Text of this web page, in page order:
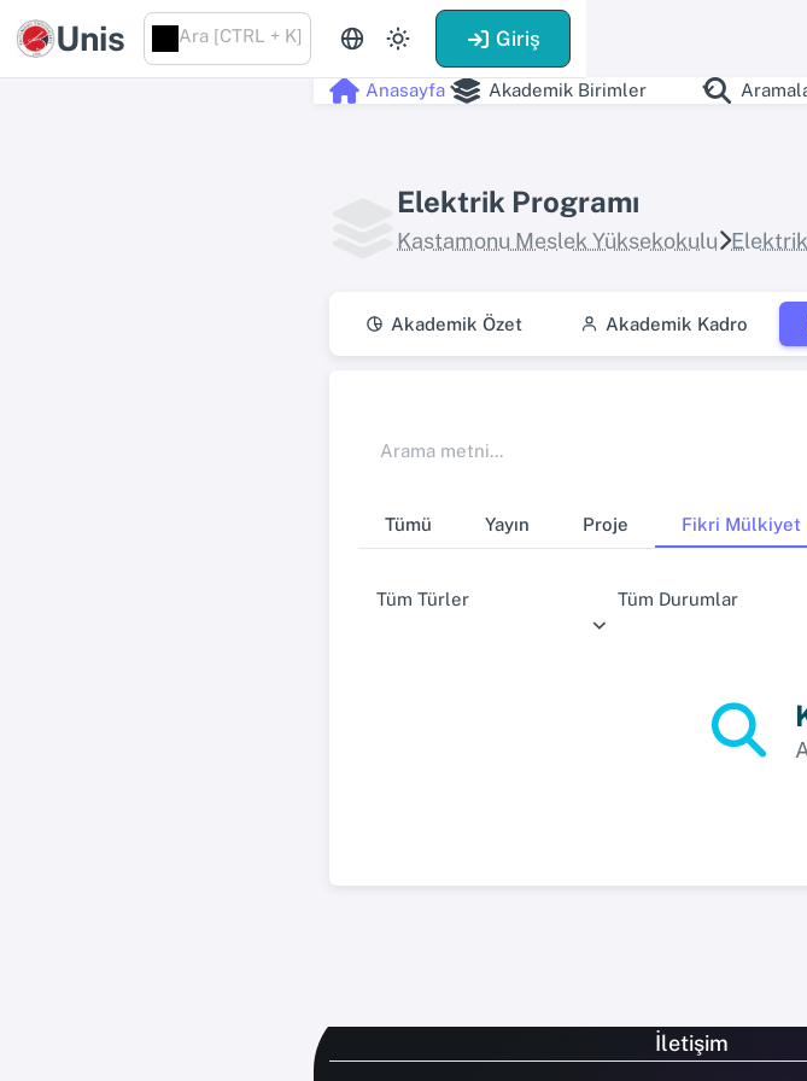
Unis Ara [CTRL + K] Giriş
Anasayfa Akademik Birimler
Elektrik Programı
Kastamonu Meslek Yüksekokulu
Akademik Özet Akademik Kadro
Tümü Yayın Proje Fikri Mülkiyet
Tüm Türler Tüm Durumlar
İletişim